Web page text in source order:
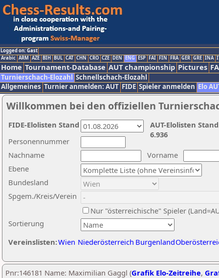
Logged on: Gast
Arabic ARM AZE BIH BUL CAT CHN CRO CZE DEN ENG ESP FAI FIN FRA GER GRE INA
Home Tournament-Database AUT championship Pictures
Turnierschach-Elozahl Schnellschach-Elozahl
Allgemeines Turnier anmelden: AUT FIDE Spieler anmelden Elo
Willkommen bei den offiziellen
Nachname
Vorname
Ebene
Sortierung
Personennummer
Bundesland
Spgem./Kreis/Verein
Nur "österreichische" Spieler
Vereinslisten:Wien Niederösterreich Burgenland
AUT-Elolisten
6.936
FIDE-Elolisten Stand
Pnr:146181 Name: Maximilian Gaggl (Grafik Elo-Zeitreihe,